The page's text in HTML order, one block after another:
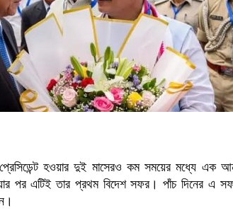
প্রেসিডেন্ট হওয়ার দুই মাসেরও কম সময়ের মধ্যে এক
পর এটিই তার প্রথম বিদেশ সফর। পাঁচ দিনের এ